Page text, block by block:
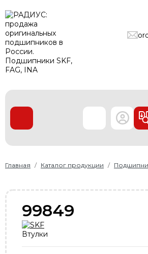
ПОДШИПНИКИ
ЛИНЕЙНЫЕ ТЕХНОЛОГИИ
РЕМНИ
О нас
Доставка и оплата
+7 (831) 215-14-27
order@podshipnik-nn.ru
Главная Каталог продукции
99849
Втулки